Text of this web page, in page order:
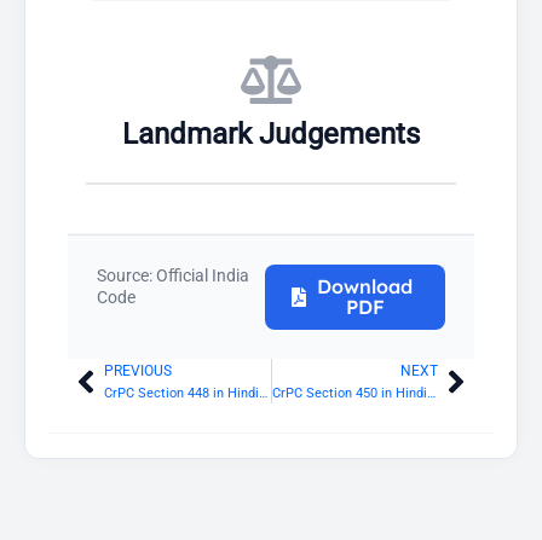
Landmark Judgements
Source: Official India
Code
Download
PDF
PrevPREVIOUS
CrPC Section 448 in Hindi: अवयस्क से अपेक्षित बंधपत्र
NEXT
CrPC Section 450 in Hindi: कुछ मुचलकों पर देय रकम की वसूली का निदेश देने की शक्ति Next